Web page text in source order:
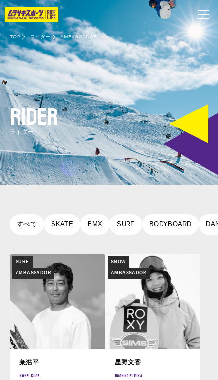
TOP ライダー AMBASSADOR
RIDER
ライダー
すべて SKATE BMX SURF BODYBOARD
SURF
AMBASSADOR
粂浩平
koheikume
SNOW
AMBASSADOR
星野文香
hoshinofumika